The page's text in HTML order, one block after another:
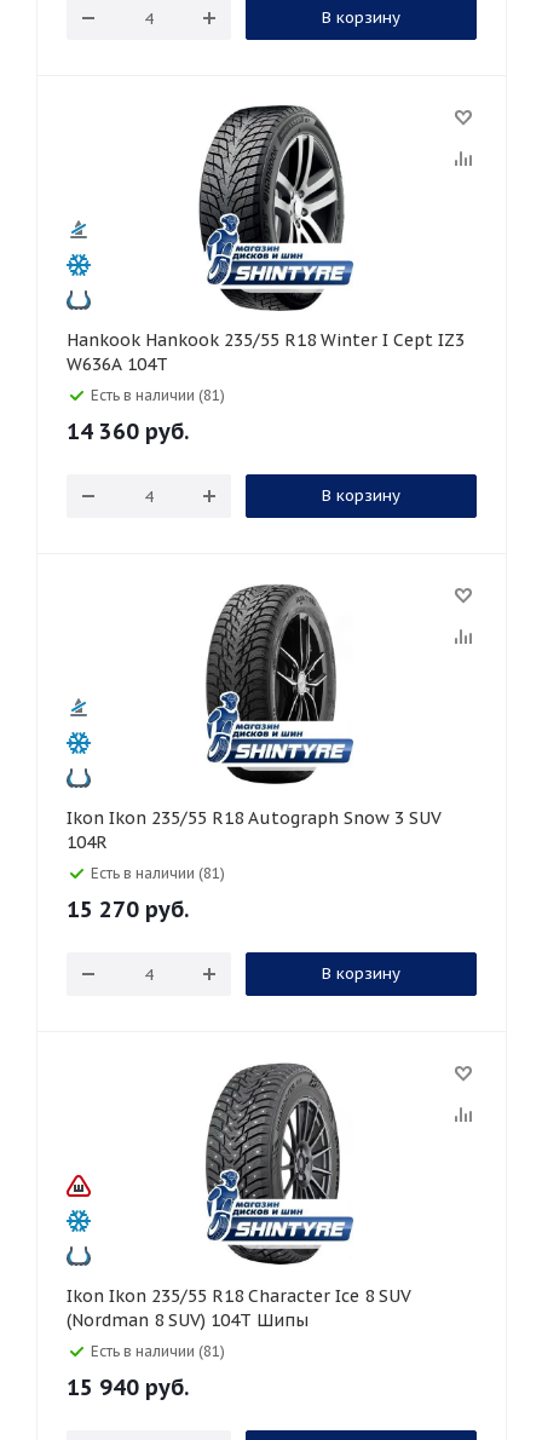
В корзину
Hankook Hankook 235/55 R18 Winter I Cept IZ3
W636A 104T
Есть в наличии (81)
14 360 руб.
В корзину
Ikon Ikon 235/55 R18 Autograph Snow 3 SUV
104R
Есть в наличии (81)
15 270 руб.
В корзину
Ikon Ikon 235/55 R18 Character Ice 8 SUV
(Nordman 8 SUV) 104T Шипы
Есть в наличии (81)
15 940 руб.